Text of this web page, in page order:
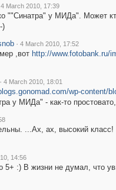
4 March 2010, 17:39
""Синатра" у МИДа". Может
)
· 4 March 2010, 17:52
,вот http://www.fotobank.ru/
· 4 March 2010, 18:01
wp-content/
у МИДа" - как-то
...Ах, ах, высокий класс!
14:56
5+ :) В жизни не думал, что